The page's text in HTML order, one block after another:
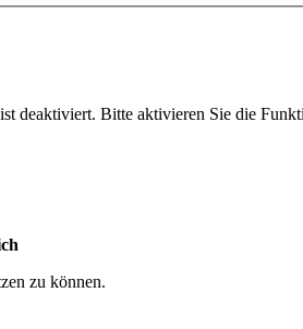
deaktiviert. Bitte aktivieren Sie die
zu können.